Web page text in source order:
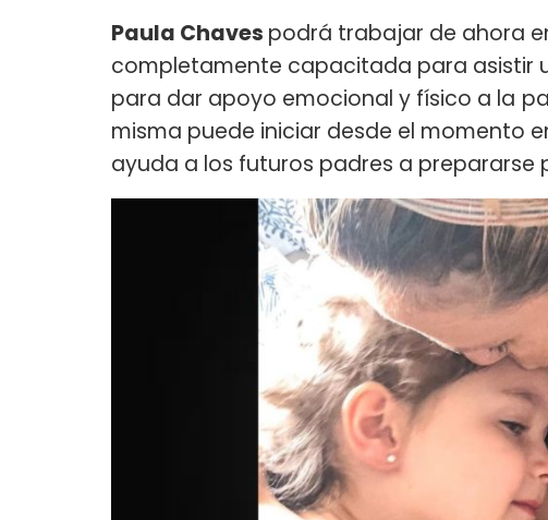
Paula Chaves podrá trabajar de ahora
completamente capacitada para asistir
para dar apoyo emocional y físico a la
misma puede iniciar desde el momento
ayuda a los futuros padres a prepararse